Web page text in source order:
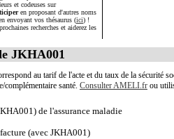
et codeuses sur
en proposant d'autres noms
envoyant vos thésaurus (ici) !
recherches et aiderez les
JKHA001
au tarif de l'acte et du taux de la sécurité
complémentaire santé. Consulter AMELI.fr ou
de l'assurance maladie
(avec JKHA001)